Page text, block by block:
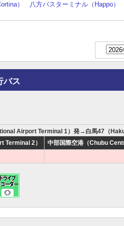
） 八方バスターミナル（Happo）
バス
Airport Terminal 1）発→白馬47（
Terminal 2）
中部国際空港（Chubu